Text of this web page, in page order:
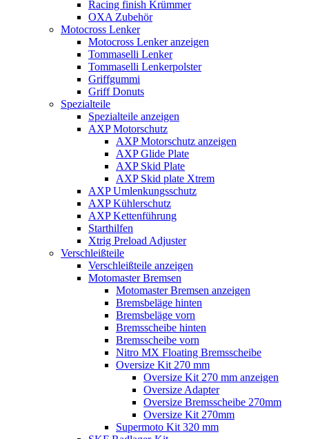
Racing finish Krümmer
OXA Zubehör
Motocross Lenker
Motocross Lenker anzeigen
Tommaselli Lenker
Tommaselli Lenkerpolster
Griffgummi
Griff Donuts
Spezialteile
Spezialteile anzeigen
AXP Motorschutz
AXP Motorschutz anzeigen
AXP Glide Plate
AXP Skid Plate
AXP Skid plate Xtrem
AXP Umlenkungsschutz
AXP Kühlerschutz
AXP Kettenführung
Starthilfen
Xtrig Preload Adjuster
Verschleißteile
Verschleißteile anzeigen
Motomaster Bremsen
Motomaster Bremsen anzeigen
Bremsbeläge hinten
Bremsbeläge vorn
Bremsscheibe hinten
Bremsscheibe vorn
Nitro MX Floating Bremsscheibe
Oversize Kit 270 mm
Oversize Kit 270 mm anzeigen
Oversize Adapter
Oversize Bremsscheibe 270mm
Oversize Kit 270mm
Supermoto Kit 320 mm